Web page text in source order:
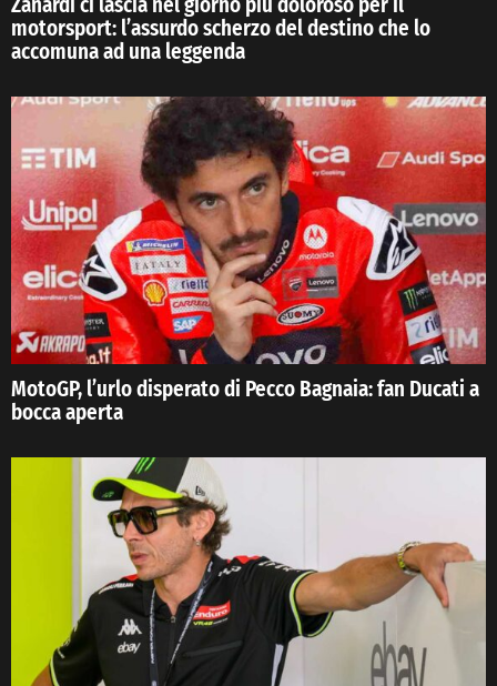
motorsport: l’assurdo scherzo del destino che lo
accomuna ad una leggenda
MotoGP, l’urlo disperato di Pecco Bagnaia: fan Ducati a
bocca aperta